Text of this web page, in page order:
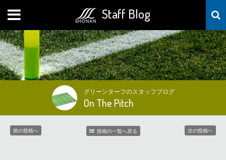
Staff Blog
MENU
グリーンターフのスタッフブログ
On The Pitch
前の投稿へ 投稿の一覧へ戻る 次の投稿へ